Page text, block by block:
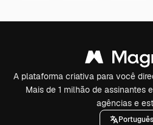
A plataforma criativa para você
Mais de 1 milhão de assinantes
agências e
Português